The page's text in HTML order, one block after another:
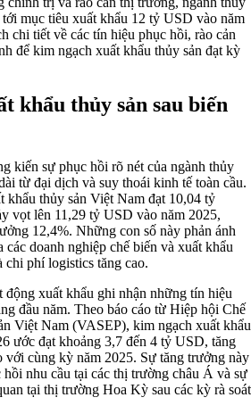
mục tiêu xuất khẩu 12 tỷ USD vào năm
chi tiết về các tín hiệu phục hồi, rào cản
để kim ngạch xuất khẩu thủy sản đạt kỳ
khẩu thủy sản sau biến
kiến sự phục hồi rõ nét của ngành thủy
từ đại dịch và suy thoái kinh tế toàn cầu.
khẩu thủy sản Việt Nam đạt 10,04 tỷ
vọt lên 11,29 tỷ USD vào năm 2025,
12,4%. Những con số này phản ánh
doanh nghiệp chế biến và xuất khẩu
phí logistics tăng cao.
động xuất khẩu ghi nhận những tín hiệu
đầu năm. Theo báo cáo từ Hiệp hội Chế
Việt Nam (VASEP), kim ngạch xuất khẩu
ước đạt khoảng 3,7 đến 4 tỷ USD, tăng
với cùng kỳ năm 2025. Sự tăng trưởng này
nhu cầu tại các thị trường châu Á và sự
tại thị trường Hoa Kỳ sau các kỳ rà soát